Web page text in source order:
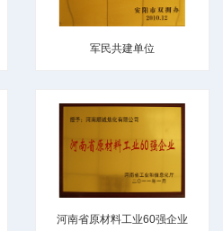
军民共建单位
河南省原材料工业60强企业